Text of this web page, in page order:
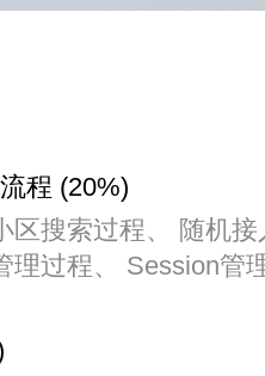
程 (20%)
区搜索过程、 随机
理过程、 Session管